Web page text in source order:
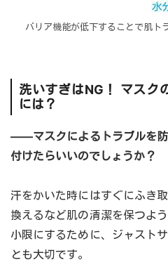
バリア機能が低下することで肌ト
洗いすぎはNG！ マスク
には？
――マスクによるトラブルを
付けたらいいのでしょうか？
汗をかいた時にはすぐにふき
換えるなど肌の清潔を保つよ
小限にするために、ジャスト
とも大切です。